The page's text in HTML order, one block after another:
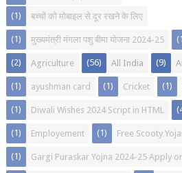
बच्चों को मोबाइल से दूर रखने के लिए
(1)
मुख्यमंत्री मंगला पशु बीमा योजना 2024-25
(1)
Agriculture
(2) All India
(56) (9)
ayushman card
(1) Cricket
(1) (1)
Diwali Wishes 2024 Script in HTML
(1)
Employement
(1) Free Scooty
(1)
Gargi Puraskar Yojna 2024-25 Apply
(1)